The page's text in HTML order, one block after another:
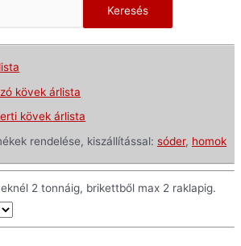
Keresés
kövek árlista
kövek árlista
rendelése, kiszállítással: sóder, homok
2 tonnáig, brikettből max 2 raklapig.